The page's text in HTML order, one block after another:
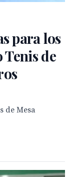
para los
de
de Mesa